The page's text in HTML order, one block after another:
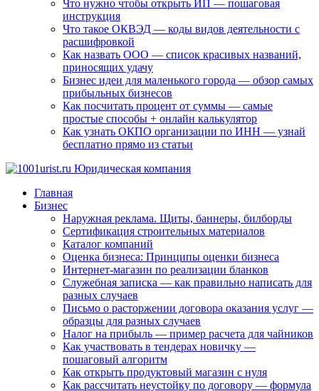
Что нужно чтобы открыть ИП — пошаговая
инструкция
Что такое ОКВЭД — коды видов деятельности с
расшифровкой
Как назвать ООО — список красивых названий,
приносящих удачу
Бизнес идеи для маленького города — обзор самых
прибыльных бизнесов
Как посчитать процент от суммы — самые
простые способы + онлайн калькулятор
Как узнать ОКПО организации по ИНН — узнай
бесплатно прямо из статьи
Главная
Бизнес
Наружная реклама. Щиты, баннеры, билборды
Сертификация строительных материалов
Каталог компаний
Оценка бизнеса: Принципы оценки бизнеса
Интернет-магазин по реализации бланков
Служебная записка — как правильно написать для
разных случаев
Письмо о расторжении договора оказания услуг —
образцы для разных случаев
Налог на прибыль — пример расчета для чайников
Как участвовать в тендерах новичку —
пошаговый алгоритм
Как открыть продуктовый магазин с нуля
Как рассчитать неустойку по договору — формула